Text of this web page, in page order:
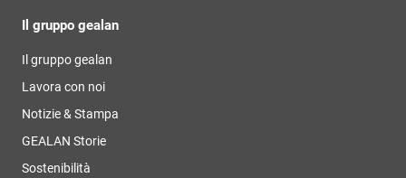
Il gruppo gealan
Il gruppo gealan
Lavora con noi
Notizie & Stampa
GEALAN Storie
Sostenibilità